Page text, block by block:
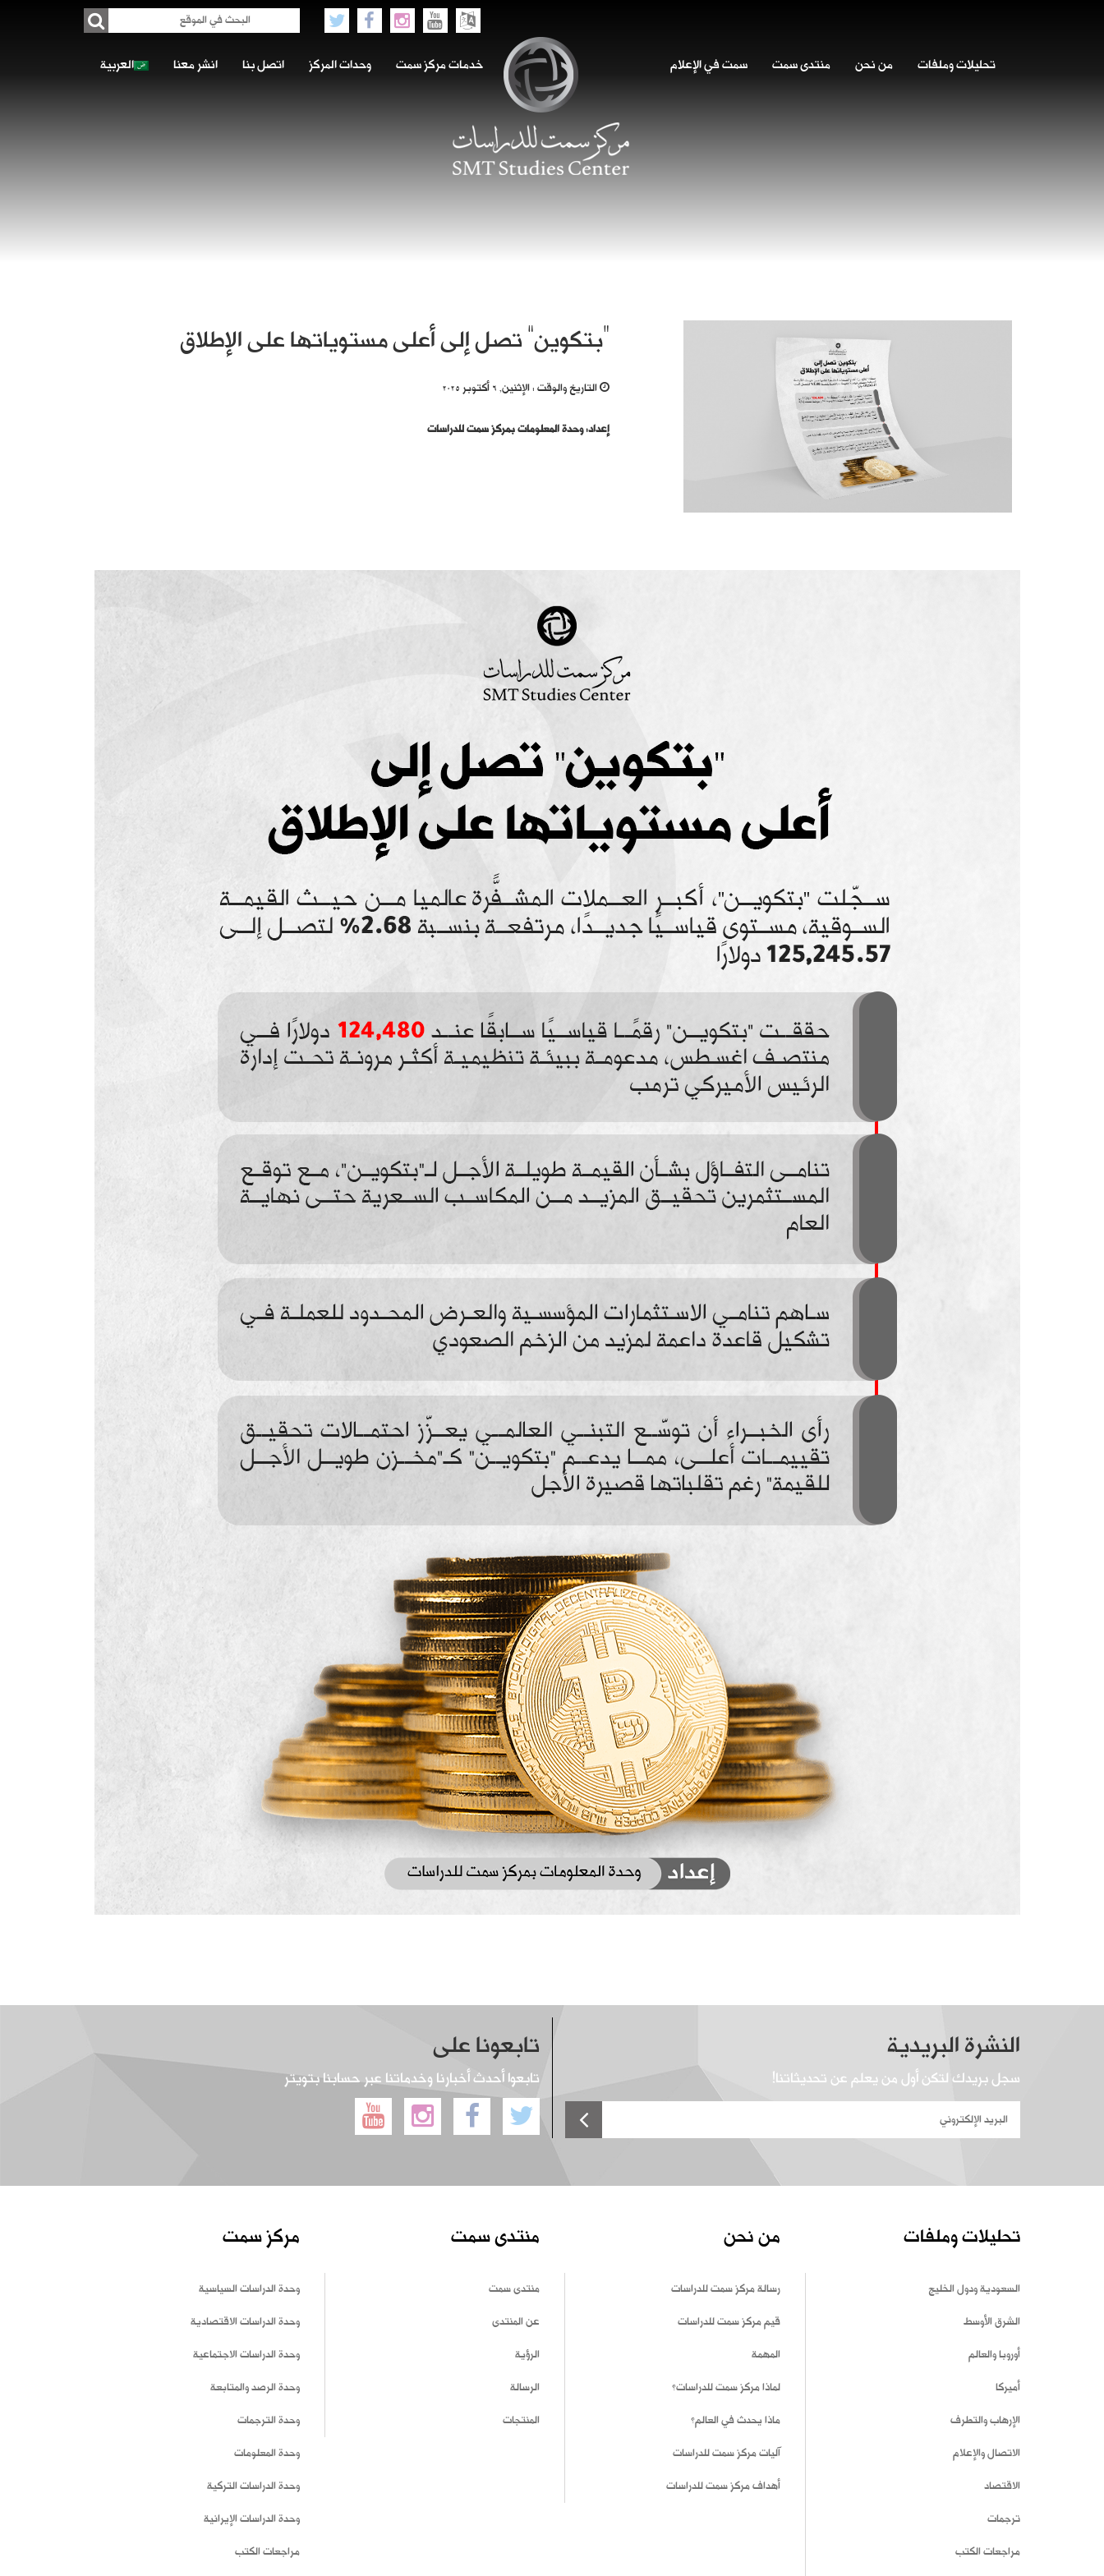
تحليلات وملفات من نحن منتدى سمت سمت في الإعلام خدمات مركز سمت وحدات المركز اتصل بنا انشر معنا العربية
“بتكوين” تصل إلى أعلى مستوياتها على الإطلاق
التاريخ والوقت :الإثنين, 6 أكتوبر 2025
إعداد: وحدة المعلومات بمركز سمت للدراسات
النشرة البريدية
سجل بريدك لتكن أول من يعلم عن تحديثاتنا!
تابعونا على
تابعوا أحدث أخبارنا وخدماتنا عبر حسابنا بتويتر
تحليلات وملفات
السعودية ودول الخليج
الشرق الأوسط
أوروبا والعالم
أميركا
الإرهاب والتطرف
الاتصال والإعلام
الاقتصاد
ترجمات
مراجعات الكتب
من نحن
رسالة مركز سمت للدراسات
قيم مركز سمت للدراسات
المهمة
لماذا مركز سمت للدراسات؟
ماذا يحدث في العالم؟
آليات مركز سمت للدراسات
أهداف مركز سمت للدراسات
منتدى سمت
منتدى سمت
عن المنتدى
الرؤية
الرسالة
المنتجات
مركز سمت
وحدة الدراسات السياسية
وحدة الدراسات الاقتصادية
وحدة الدراسات الاجتماعية
وحدة الرصد والمتابعة
وحدة الترجمات
وحدة المعلومات
وحدة الدراسات التركية
وحدة الدراسات الإيرانية
مراجعات الكتب